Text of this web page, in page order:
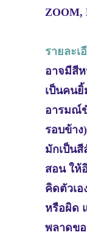
ZOOM,
รายละเ
อาจมีสี
เป็นคน
อารมณ์
รอบข้า
มักเป็น
สอน ให้
คิดตัวเอ
หรือผิด
พลาดขอ